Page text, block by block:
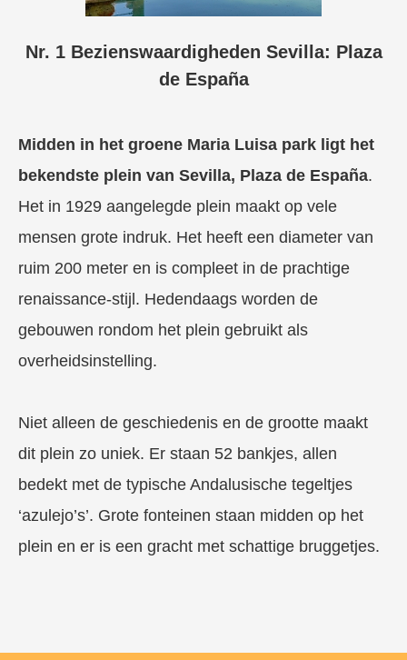
Nr. 1 Bezienswaardigheden Sevilla: Plaza
de España
Midden in het groene Maria Luisa park ligt het
bekendste plein van Sevilla, Plaza de España.
Het in 1929 aangelegde plein maakt op vele
mensen grote indruk. Het heeft een diameter van
ruim 200 meter en is compleet in de prachtige
renaissance-stijl. Hedendaags worden de
gebouwen rondom het plein gebruikt als
overheidsinstelling.
Niet alleen de geschiedenis en de grootte maakt
dit plein zo uniek. Er staan 52 bankjes, allen
bedekt met de typische Andalusische tegeltjes
‘azulejo’s’. Grote fonteinen staan midden op het
plein en er is een gracht met schattige bruggetjes.